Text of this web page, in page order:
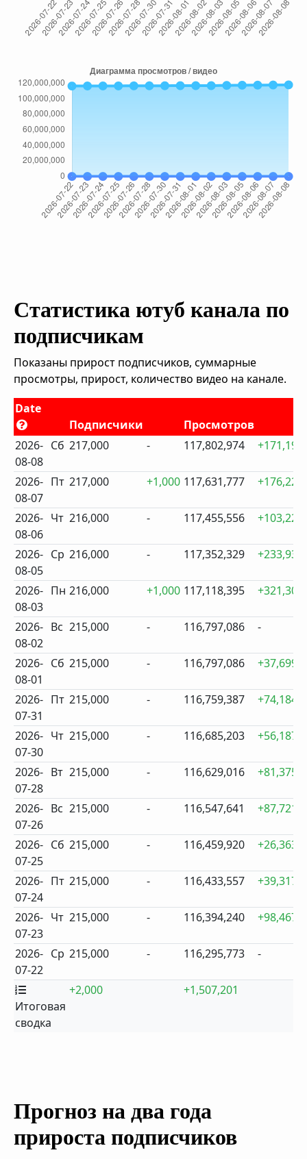
Статистика ютуб канала по
подписчикам
Показаны прирост подписчиков, суммарные
просмотры, прирост, количество видео на канале.
Date
Подписчики
Просмотров
2026-
08-08
Сб 217,000 - 117,802,974 +171,197
2026-
08-07
Пт 217,000 +1,000 117,631,777 +176,221
2026-
08-06
Чт 216,000 - 117,455,556 +103,227
2026-
08-05
Ср 216,000 - 117,352,329 +233,934
2026-
08-03
Пн 216,000 +1,000 117,118,395 +321,309
2026-
08-02
Вс 215,000 - 116,797,086 -
2026-
08-01
Сб 215,000 - 116,797,086 +37,699
2026-
07-31
Пт 215,000 - 116,759,387 +74,184
2026-
07-30
Чт 215,000 - 116,685,203 +56,187
2026-
07-28
Вт 215,000 - 116,629,016 +81,375
2026-
07-26
Вс 215,000 - 116,547,641 +87,721
2026-
07-25
Сб 215,000 - 116,459,920 +26,363
2026-
07-24
Пт 215,000 - 116,433,557 +39,317
2026-
07-23
Чт 215,000 - 116,394,240 +98,467
2026-
07-22
Ср 215,000 - 116,295,773 -
Итоговая
сводка
+2,000 +1,507,201
Прогноз на два года
прироста подписчиков